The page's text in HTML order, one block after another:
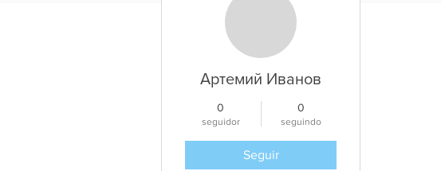
Артемий Иванов
0
seguidor
0
seguindo
Seguir